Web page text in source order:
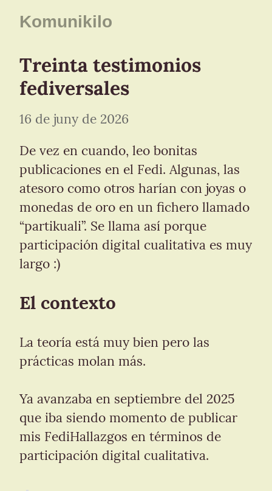
Komunikilo
Treinta testimonios
fediversales
16 de juny de 2026
De vez en cuando, leo bonitas
publicaciones en el Fedi. Algunas, las
atesoro como otros harían con joyas o
monedas de oro en un fichero llamado
“partikuali”. Se llama así porque
participación digital cualitativa es muy
largo :)
El contexto
La teoría está muy bien pero las
prácticas molan más.
Ya avanzaba en septiembre del 2025
que iba siendo momento de publicar
mis FediHallazgos en términos de
participación digital cualitativa.